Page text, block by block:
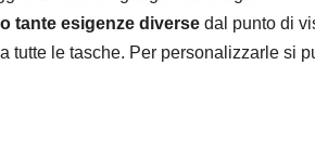
tante esigenze diverse dal punto di
tutte le tasche. Per personalizzarle si